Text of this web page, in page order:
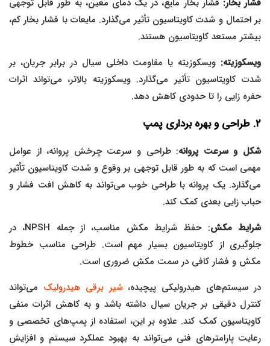
بر احتمال و شدت کاویتاسیون تأثیر می‌گذارد. مایعات با فشار بخار کم،
بیشتر مستعد کاویتاسیون هستند.
ویسکوزیته: ویسکوزیته یا مقاومت داخلی سیال در برابر جریان، بر
شدت کاویتاسیون تأثیر می‌گذارد. ویسکوزیته بالاتر، می‌تواند اثرات
حفره زایی را تا حدودی کاهش دهد.
۲. طراحی و بهره برداری پمپ
شکل و سرعت پروانه: طراحی و سرعت چرخش پروانه، از عوامل
مهمی است که به طور قابل توجهی بر وقوع و شدت کاویتاسیون تأثیر
می‌گذارد. یک پروانه با طراحی خوب می‌تواند به کاهش افت فشار و
حباب زایی بعدی کمک کند.
شرایط مکش
: حفظ شرایط مکش مناسب، از جمله NPSH، در
جلوگیری از کاویتاسیون بسیار مهم است. طراحی مناسب خطوط
مکش و فشار کافی در سمت مکش ضروری است.
در سیستم‌های هیدرولیکی پیچیده،شیر برقی هیدرولیک می‌تواند
کنترل دقیقی بر جریان سیال داشته باشد و به کاهش اثرات منفی
کاویتاسیون کمک کند. علاوه بر این، استفاده از پمپ‌های تخصصی و
رعایت پارامترهای فنی می‌تواند به بهبود عملکرد سیستم و افزایش